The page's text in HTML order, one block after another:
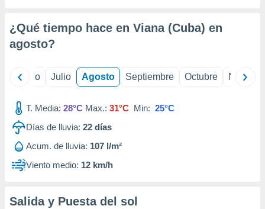
e
mediante
publicidad
publicidad
de
1199
¿Qué tiempo hace en Viana (Cuba) en
agosto?
Junio Julio Agosto Septiembre Octubre
T. Media: 28°C Max.: 31°C Min: 25°C
Días de lluvia: 22 días
Acum. de lluvia: 107 l/m²
Viento medio: 12 km/h
Salida y Puesta del sol